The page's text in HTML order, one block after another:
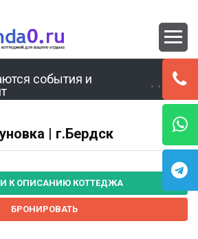
события и
| г.Бердск
К ОПИСАНИЮ КОТТЕДЖА
БРОНИРОВАТЬ